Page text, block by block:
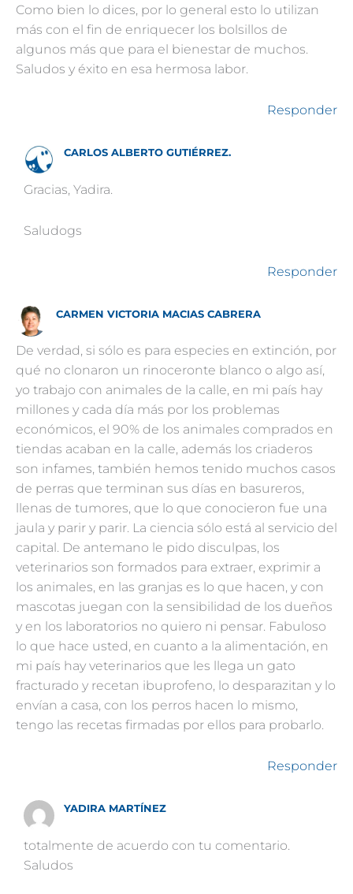
Como bien lo dices, por lo general esto lo utilizan
más con el fin de enriquecer los bolsillos de
algunos más que para el bienestar de muchos.
Saludos y éxito en esa hermosa labor.
Responder
CARLOS ALBERTO GUTIÉRREZ.
Gracias, Yadira.
Saludogs
Responder
CARMEN VICTORIA MACIAS CABRERA
De verdad, si sólo es para especies en extinción, por
qué no clonaron un rinoceronte blanco o algo así,
yo trabajo con animales de la calle, en mi país hay
millones y cada día más por los problemas
económicos, el 90% de los animales comprados en
tiendas acaban en la calle, además los criaderos
son infames, también hemos tenido muchos casos
de perras que terminan sus días en basureros,
llenas de tumores, que lo que conocieron fue una
jaula y parir y parir. La ciencia sólo está al servicio del
capital. De antemano le pido disculpas, los
veterinarios son formados para extraer, exprimir a
los animales, en las granjas es lo que hacen, y con
mascotas juegan con la sensibilidad de los dueños
y en los laboratorios no quiero ni pensar. Fabuloso
lo que hace usted, en cuanto a la alimentación, en
mi país hay veterinarios que les llega un gato
fracturado y recetan ibuprofeno, lo desparazitan y lo
envían a casa, con los perros hacen lo mismo,
tengo las recetas firmadas por ellos para probarlo.
Responder
YADIRA MARTÍNEZ
totalmente de acuerdo con tu comentario.
Saludos